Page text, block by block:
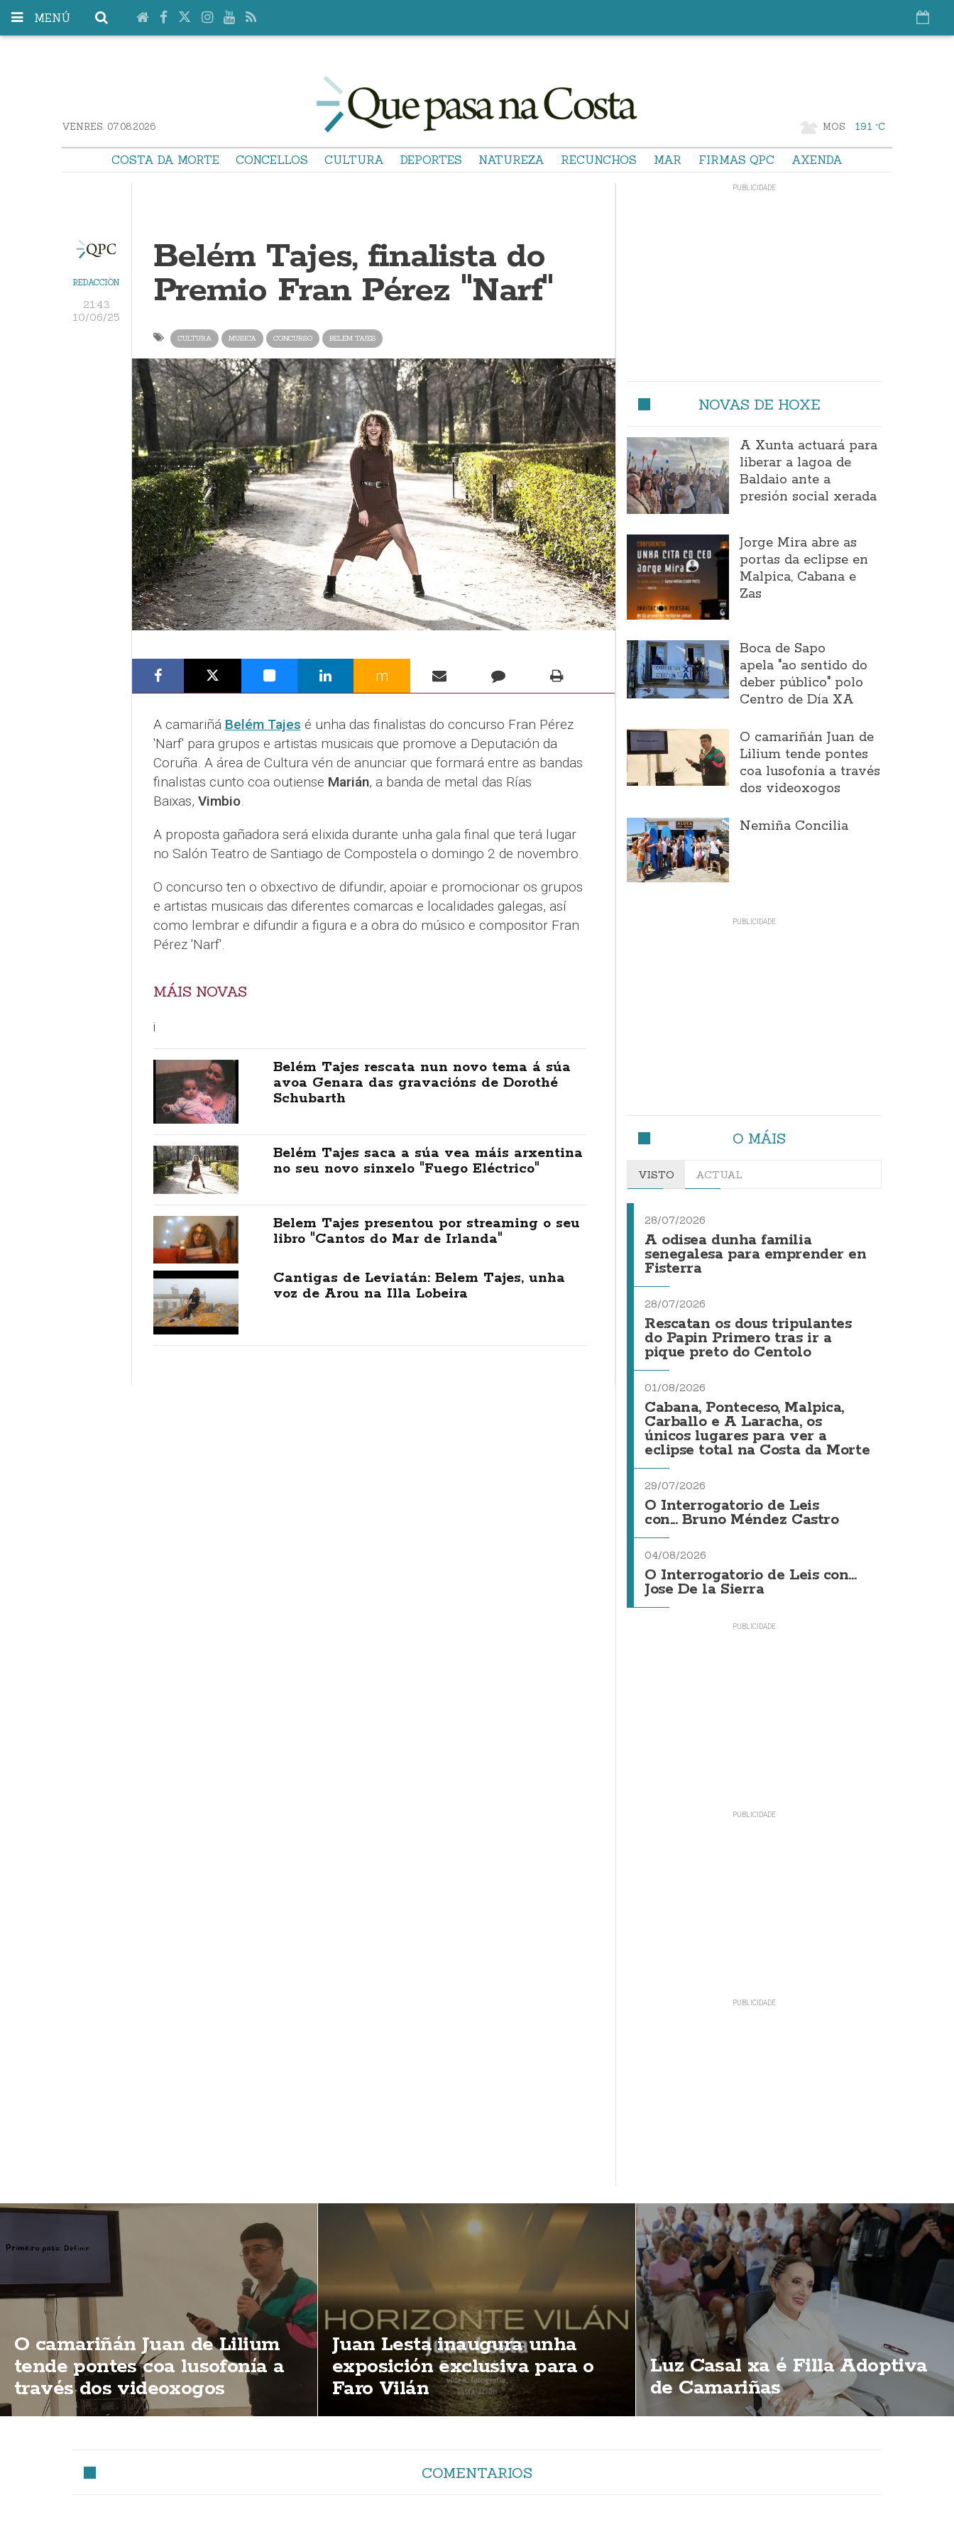
MENÚ
VENRES. 07.08.2026 MOS 19.1 °C
COSTA DA MORTE CONCELLOS CULTURA DEPORTES NATUREZA RECUNCHOS MAR FIRMAS QPC AXENDA
REDACCIÓN
21:43
10/06/25
Belém Tajes, finalista do
Premio Fran Pérez "Narf"
CULTURA MUSICA CONCURSO BELEM TAJES
m
A camariñá Belém Tajes é unha das finalistas do concurso Fran Pérez
'Narf' para grupos e artistas musicais que promove a Deputación da
Coruña. A área de Cultura vén de anunciar que formará entre as bandas
finalistas cunto coa outiense Marián, a banda de metal das Rías
Baixas, Vimbio.
A proposta gañadora será elixida durante unha gala final que terá lugar
no Salón Teatro de Santiago de Compostela o domingo 2 de novembro.
O concurso ten o obxectivo de difundir, apoiar e promocionar os grupos
e artistas musicais das diferentes comarcas e localidades galegas, así
como lembrar e difundir a figura e a obra do músico e compositor Fran
Pérez 'Narf'.
MÁIS NOVAS
¡
Belém Tajes rescata nun novo tema á súa
avoa Genara das gravacións de Dorothé
Schubarth
Belém Tajes saca a súa vea máis arxentina
no seu novo sinxelo "Fuego Eléctrico"
Belem Tajes presentou por streaming o seu
libro "Cantos do Mar de Irlanda"
Cantigas de Leviatán: Belem Tajes, unha
voz de Arou na Illa Lobeira
NOVAS DE HOXE
A Xunta actuará para
liberar a lagoa de
Baldaio ante a
presión social xerada
Jorge Mira abre as
portas da eclipse en
Malpica, Cabana e
Zas
Boca de Sapo
apela "ao sentido do
deber público" polo
Centro de Día XA
O camariñán Juan de
Lilium tende pontes
coa lusofonía a través
dos videoxogos
Nemiña Concilia
O MÁIS
VISTO ACTUAL
28/07/2026
A odisea dunha familia
senegalesa para emprender en
Fisterra
28/07/2026
Rescatan os dous tripulantes
do Papin Primero tras ir a
pique preto do Centolo
01/08/2026
Cabana, Ponteceso, Malpica,
Carballo e A Laracha, os
únicos lugares para ver a
eclipse total na Costa da Morte
29/07/2026
O Interrogatorio de Leis
con... Bruno Méndez Castro
04/08/2026
O Interrogatorio de Leis con...
Jose De la Sierra
O camariñán Juan de Lilium
tende pontes coa lusofonía a
través dos videoxogos
Juan Lesta inaugura unha
exposición exclusiva para o
Faro Vilán
Luz Casal xa é Filla Adoptiva
de Camariñas
COMENTARIOS